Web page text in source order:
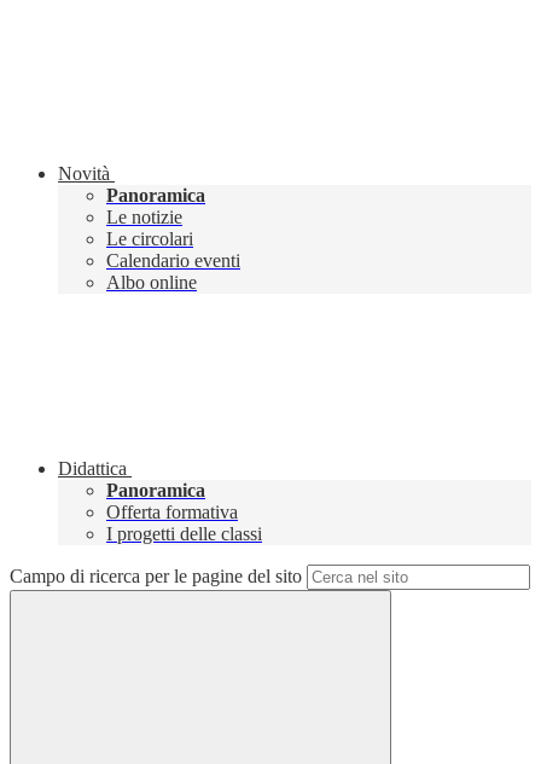
Novità
Panoramica
Le notizie
Le circolari
Calendario eventi
Albo online
Didattica
Panoramica
Offerta formativa
I progetti delle classi
Campo di ricerca per le pagine del sito